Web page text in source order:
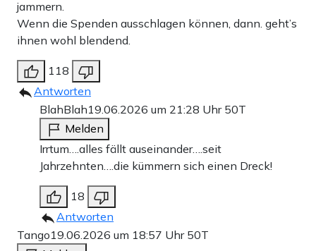
jammern.
Wenn die Spenden ausschlagen können, dann. geht’s
ihnen wohl blendend.
118
Antworten
BlahBlah19.06.2026 um 21:28 Uhr 50T
Melden
Irrtum….alles fällt auseinander….seit
Jahrzehnten….die kümmern sich einen Dreck!
18
Antworten
Tango19.06.2026 um 18:57 Uhr 50T